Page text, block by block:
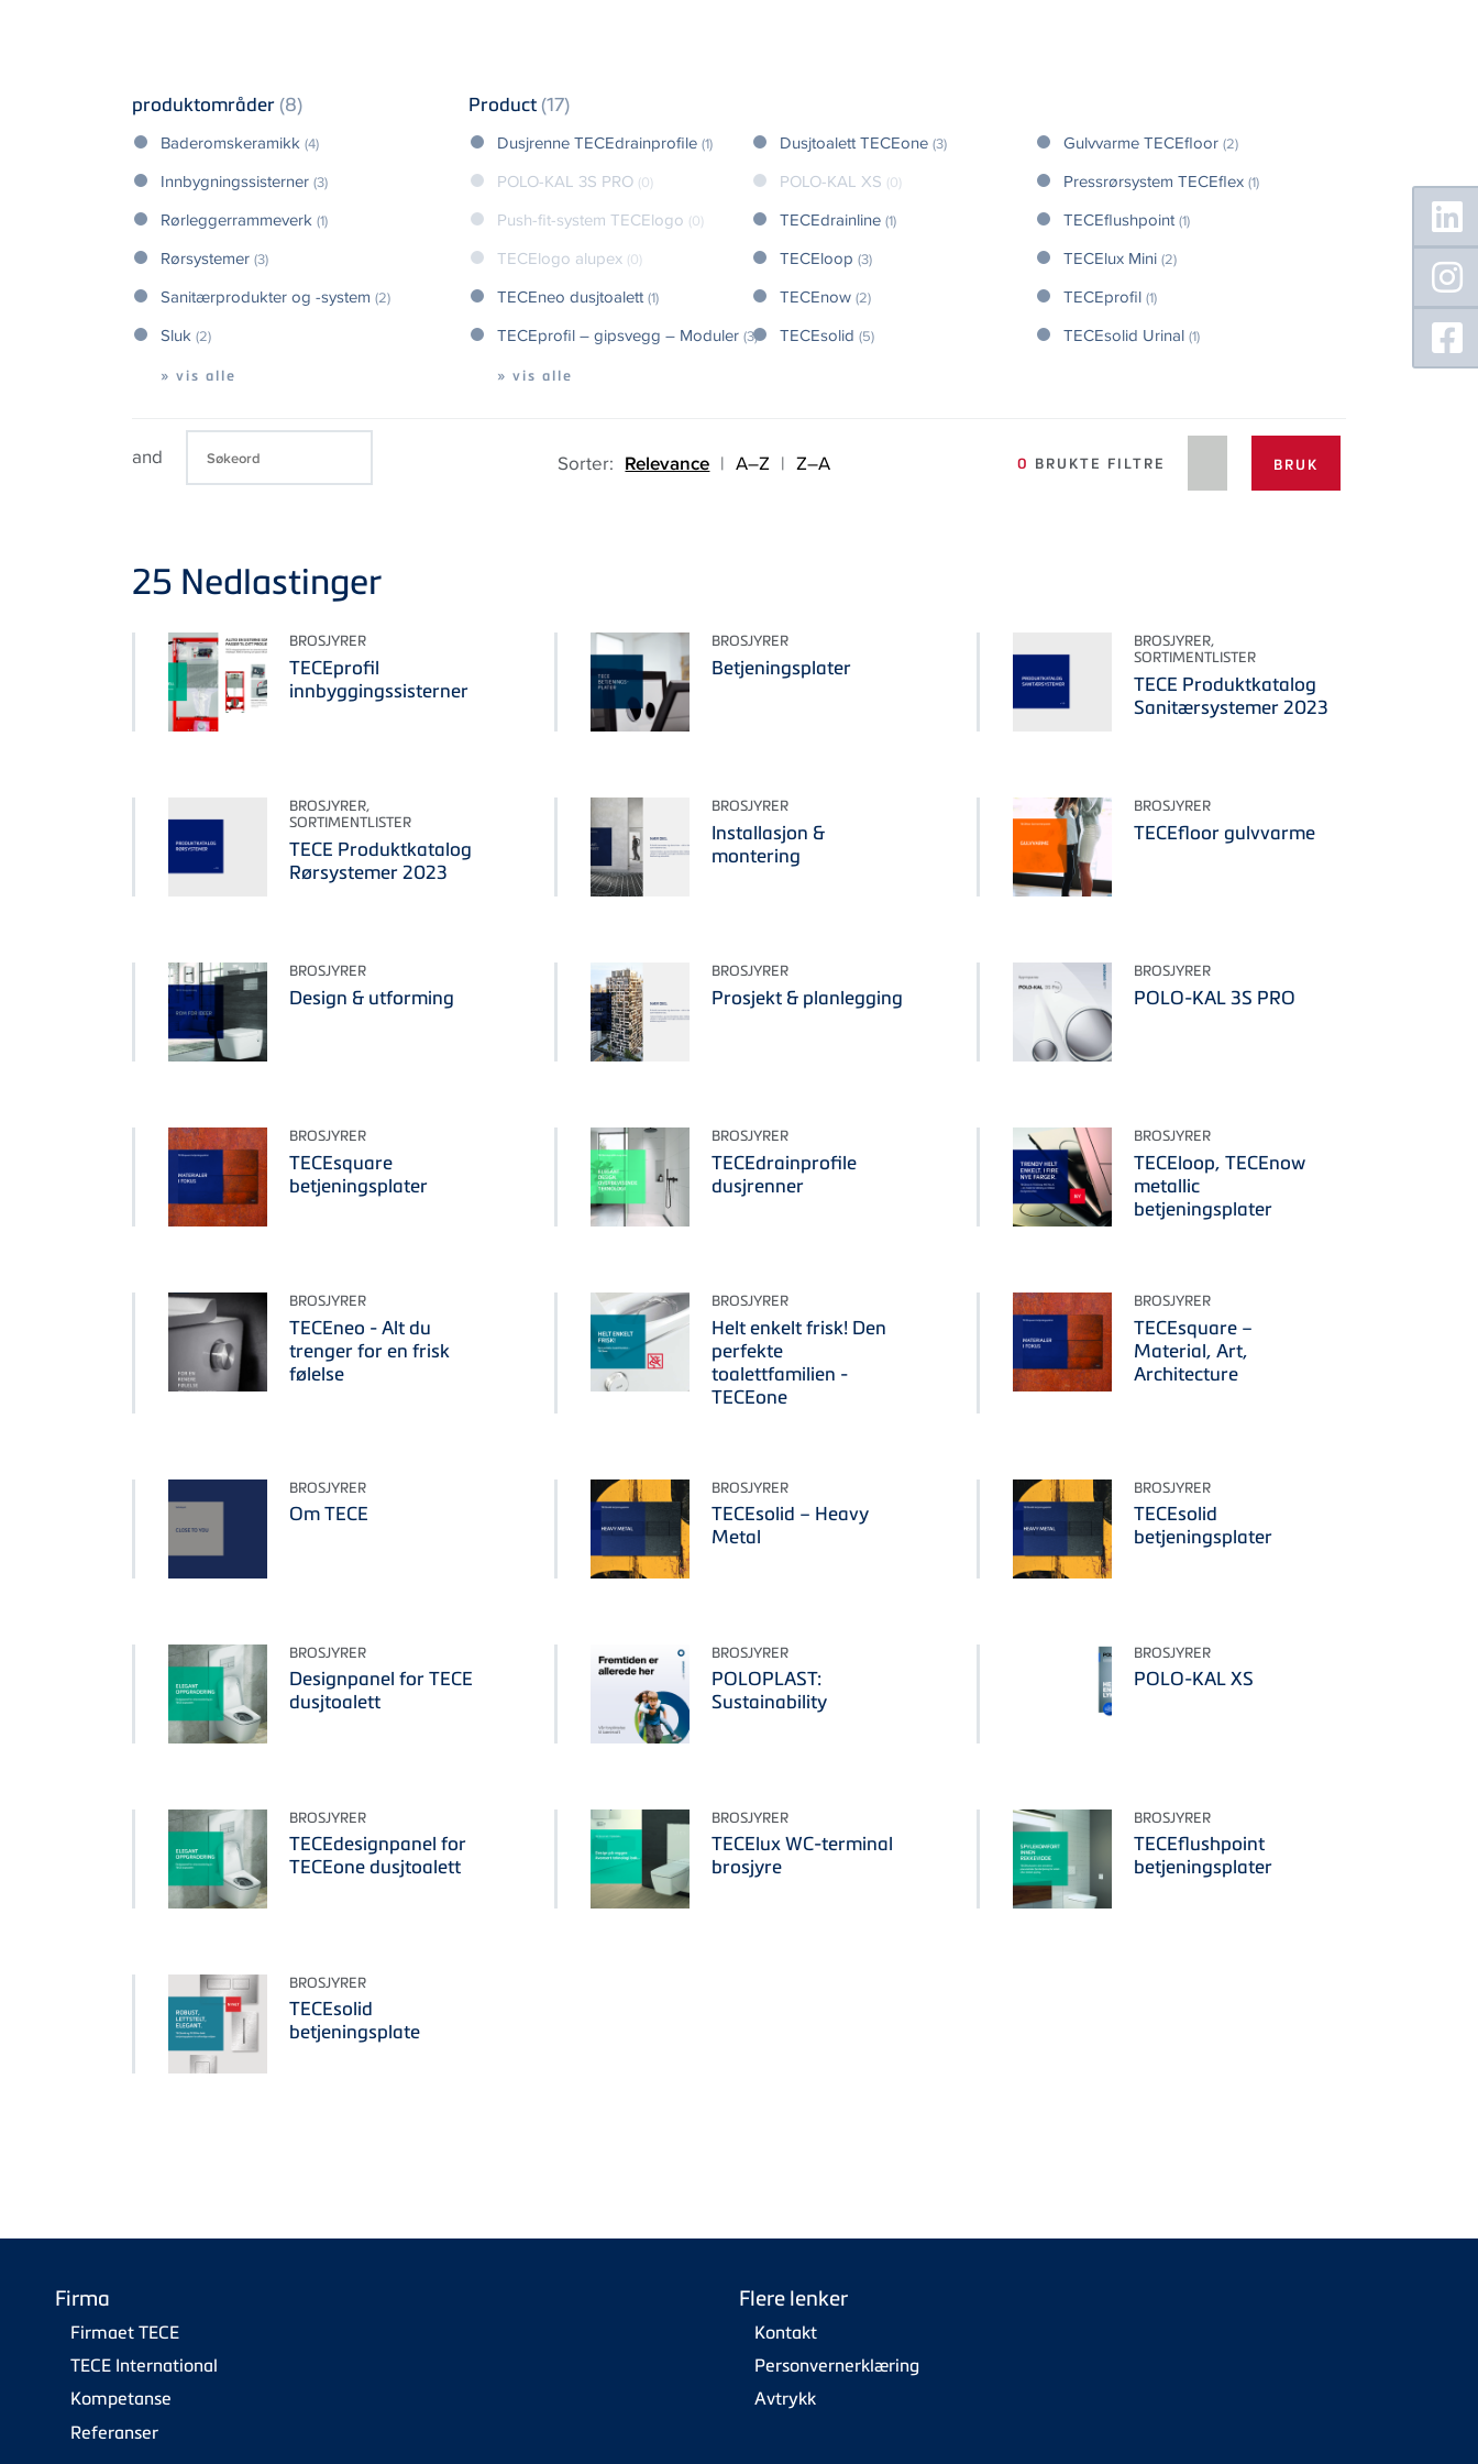
produktområder (8)
Baderomskeramikk (4)
Innbygningssisterner (3)
Rørleggerrammeverk (1)
Rørsystemer (3)
Sanitærprodukter og -system (2)
Sluk (2)
» vis alle
Product (17)
Dusjrenne TECEdrainprofile (1) Dusjtoalett TECEone (3) Gulvvarme TECEfloor (2)
POLO-KAL 3S PRO (0) POLO-KAL XS (0) Pressrørsystem TECEflex (1)
Push-fit-system TECElogo (0) TECEdrainline (1) TECEflushpoint(1)
TECElogo alupex (0) TECEloop (3) TECElux Mini (2)
TECEneo dusjtoalett(1) TECEnow (2) TECEprofil (1)
TECEprofil – gipsvegg – Moduler (3) TECEsolid (5) TECEsolid Urinal (1)
» vis alle
and Sorter: Relevance | A–Z | Z–A 0 BRUKTE FILTRE
25 Nedlastinger
BROSJYRER
TECEprofil
innbyggingssisterner
BROSJYRER
Betjeningsplater
BROSJYRER,
SORTIMENTLISTER
TECE Produktkatalog
Sanitærsystemer 2023
BROSJYRER,
SORTIMENTLISTER
TECE Produktkatalog
Rørsystemer 2023
BROSJYRER
Installasjon &
montering
BROSJYRER
TECEfloor gulvvarme
BROSJYRER
Design & utforming
BROSJYRER
Prosjekt & planlegging
BROSJYRER
POLO-KAL 3S PRO
BROSJYRER
TECEsquare
betjeningsplater
BROSJYRER
TECEdrainprofile
dusjrenner
BROSJYRER
TECEloop, TECEnow
metallic
betjeningsplater
BROSJYRER
TECEneo - Alt du
trenger for en frisk
følelse
BROSJYRER
Helt enkelt frisk! Den
perfekte
toalettfamilien -
TECEone
BROSJYRER
TECEsquare –
Material, Art,
Architecture
BROSJYRER
Om TECE
BROSJYRER
TECEsolid – Heavy
Metal
BROSJYRER
TECEsolid
betjeningsplater
BROSJYRER
Designpanel for TECE
dusjtoalett
BROSJYRER
POLOPLAST:
Sustainability
BROSJYRER
POLO-KAL XS
BROSJYRER
TECEdesignpanel for
TECEone dusjtoalett
BROSJYRER
TECElux WC-terminal
brosjyre
BROSJYRER
TECEflushpoint
betjeningsplater
BROSJYRER
TECEsolid
betjeningsplate
Firma
Firmaet TECE
TECE International
Kompetanse
Referanser
Flere lenker
Kontakt
Personvernerklæring
Avtrykk
Floating